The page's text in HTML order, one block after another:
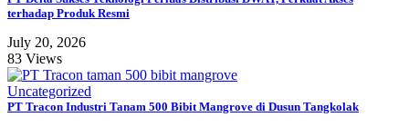
terhadap Produk Resmi
July 20, 2026
83 Views
Uncategorized
PT Tracon Industri Tanam 500 Bibit Mangrove di Dusun Tangkolak